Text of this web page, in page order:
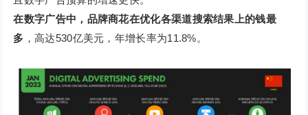
在数字广告中，品牌商花在优化各渠道搜索结果上的钱最
多 ，高达530亿美元，年增长率为11.8%。